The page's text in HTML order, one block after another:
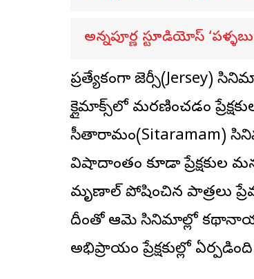
అన్నపూర్ణ స్టూడియోస్
ప్రత్యేకంగా జెర్సీ(Jersey)
క్లైమాక్స్‌లో మరణించడం
సీతారామం(Sitaramam)
విషాదాంతం కూడా ప్రేక్షకుల
మృణాల్ పోషించిన పాత్రలు
దీంతో ఆమె సినిమాల్లో
అభిప్రాయం ప్రేక్షకుల్లో